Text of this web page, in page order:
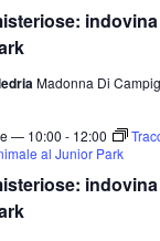
indovina
Madonna Di
indovina
— 10:00 - 12:00
al Junior Park